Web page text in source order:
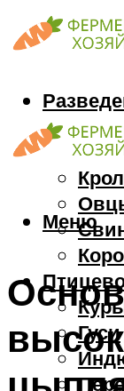
Кони
Гуси
Меню